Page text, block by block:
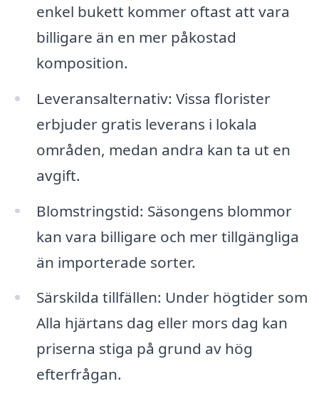
enkel bukett kommer oftast att vara
billigare än en mer påkostad
komposition.
Leveransalternativ: Vissa florister
erbjuder gratis leverans i lokala
områden, medan andra kan ta ut en
avgift.
Blomstringstid: Säsongens blommor
kan vara billigare och mer tillgängliga
än importerade sorter.
Särskilda tillfällen: Under högtider som
Alla hjärtans dag eller mors dag kan
priserna stiga på grund av hög
efterfrågan.